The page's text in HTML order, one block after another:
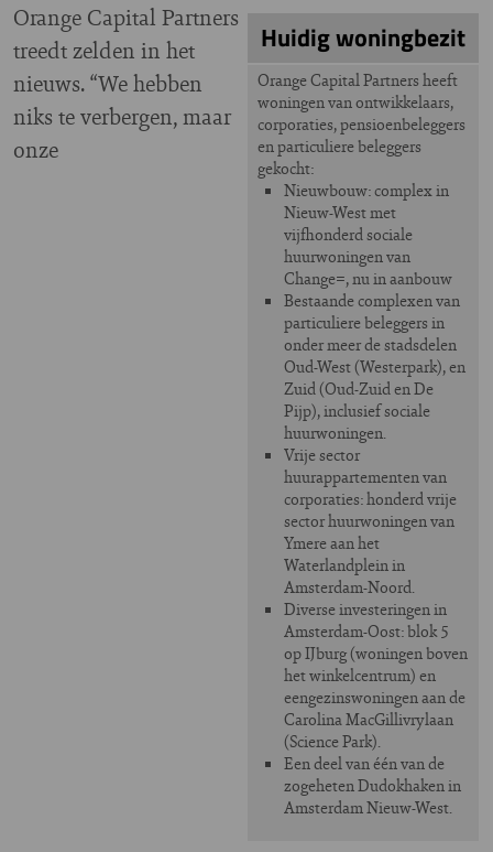
Huidig woningbezit
Orange Capital Partners heeft
woningen van ontwikkelaars,
corporaties, pensioenbeleggers
en particuliere beleggers
gekocht:
Nieuwbouw: complex in
Nieuw-West met
vijfhonderd sociale
huurwoningen van
Change=, nu in aanbouw
Bestaande complexen van
particuliere beleggers in
onder meer de stadsdelen
Oud-West (Westerpark), en
Zuid (Oud-Zuid en De
Pijp), inclusief sociale
huurwoningen.
Vrije sector
huurappartementen van
corporaties: honderd vrije
sector huurwoningen van
Ymere aan het
Waterlandplein in
Amsterdam-Noord.
Diverse investeringen in
Amsterdam-Oost: blok 5
op IJburg (woningen boven
het winkelcentrum) en
eengezinswoningen aan de
Carolina MacGillivrylaan
(Science Park).
Een deel van één van de
zogeheten Dudokhaken in
Amsterdam Nieuw-West.
Orange Capital Partners
treedt zelden in het
nieuws. “We hebben
niks te verbergen, maar
onze